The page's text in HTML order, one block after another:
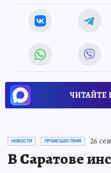
ЧИТАЙТЕ
НОВОСТИ ПРОИСШЕСТВИЯ 26
В Саратове